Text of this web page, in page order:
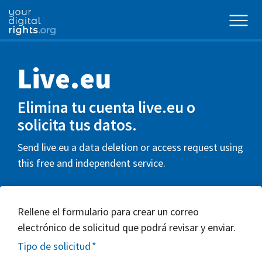
Live.eu
Elimina tu cuenta live.eu o
solicita tus datos.
Send live.eu a data deletion or access request using
this free and independent service.
Rellene el formulario para crear un correo
electrónico de solicitud que podrá revisar y enviar.
Tipo de solicitud*